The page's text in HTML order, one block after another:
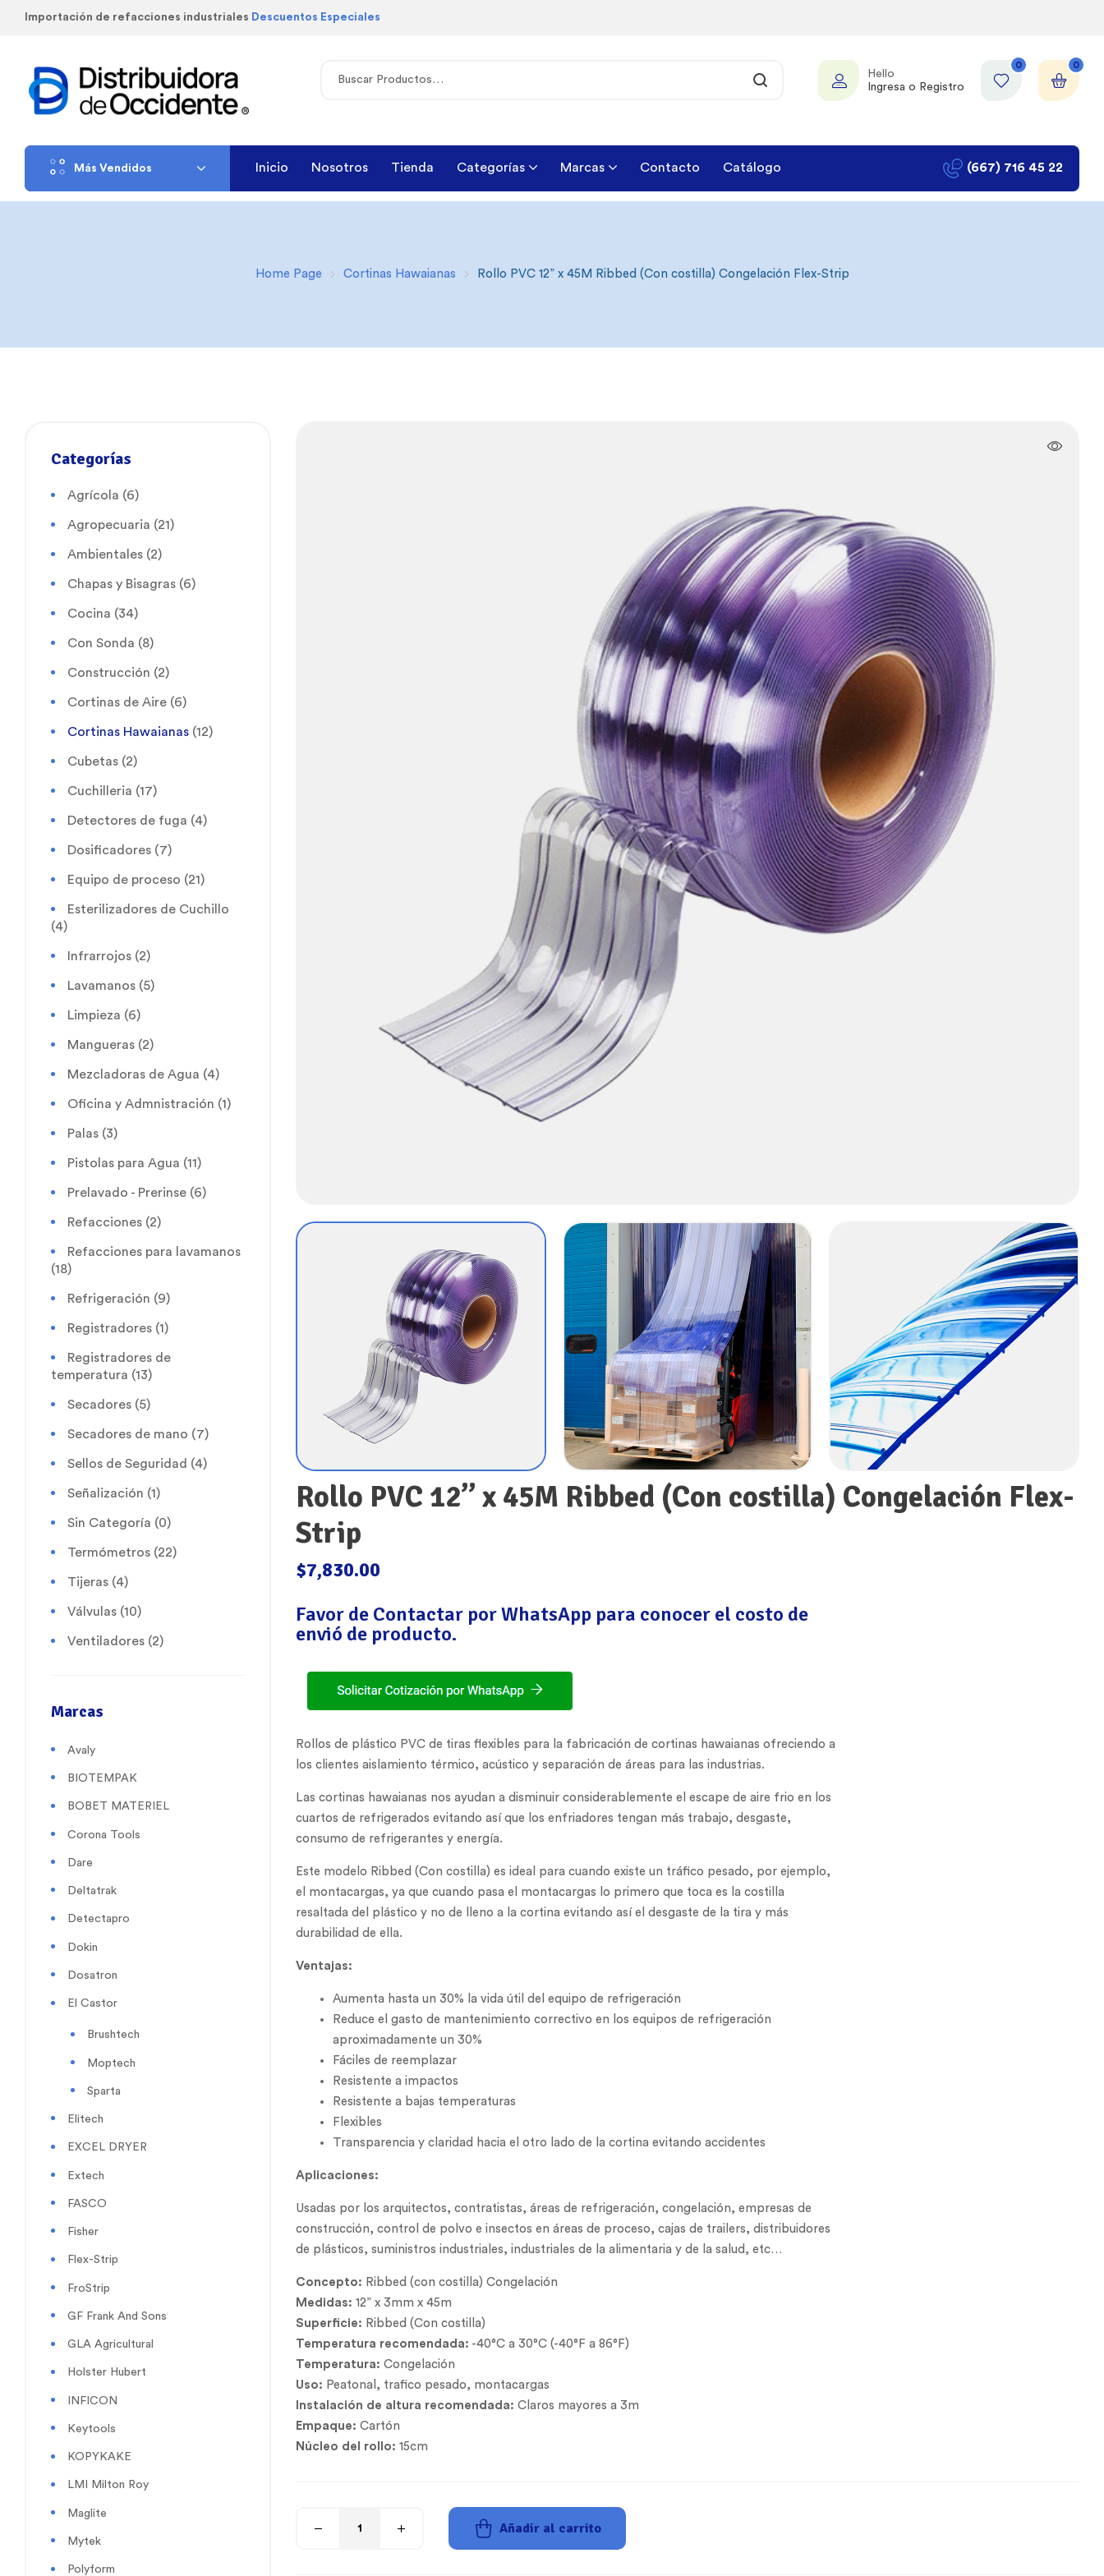
Importación de refacciones industriales Descuentos Especiales
Hello
Ingresa o Registro
0 0
Más Vendidos Inicio Nosotros Tienda Categorías Marcas Contacto Catálogo (667) 716 45 22
Home Page Cortinas Hawaianas Rollo PVC 12” x 45M Ribbed (Con costilla) Congelación Flex-Strip
Rollo PVC 12” x 45M Ribbed (Con costilla) Congelación Flex-
Strip
$7,830.00
Favor de Contactar por WhatsApp para conocer el costo de
envió de producto.
Rollos de plástico PVC de tiras flexibles para la fabricación de cortinas hawaianas ofreciendo a
los clientes aislamiento térmico, acústico y separación de áreas para las industrias.
Las cortinas hawaianas nos ayudan a disminuir considerablemente el escape de aire frio en los
cuartos de refrigerados evitando así que los enfriadores tengan más trabajo, desgaste,
consumo de refrigerantes y energía.
Este modelo Ribbed (Con costilla) es ideal para cuando existe un tráfico pesado, por ejemplo,
el montacargas, ya que cuando pasa el montacargas lo primero que toca es la costilla
resaltada del plástico y no de lleno a la cortina evitando así el desgaste de la tira y más
durabilidad de ella.
Ventajas:
Aumenta hasta un 30% la vida útil del equipo de refrigeración
Reduce el gasto de mantenimiento correctivo en los equipos de refrigeración
aproximadamente un 30%
Fáciles de reemplazar
Resistente a impactos
Resistente a bajas temperaturas
Flexibles
Transparencia y claridad hacia el otro lado de la cortina evitando accidentes
Aplicaciones:
Usadas por los arquitectos, contratistas, áreas de refrigeración, congelación, empresas de
construcción, control de polvo e insectos en áreas de proceso, cajas de trailers, distribuidores
de plásticos, suministros industriales, industriales de la alimentaria y de la salud, etc…
Concepto: Ribbed (con costilla) Congelación
Medidas: 12” x 3mm x 45m
Superficie: Ribbed (Con costilla)
Temperatura recomendada: -40°C a 30°C (-40°F a 86°F)
Temperatura: Congelación
Uso: Peatonal, trafico pesado, montacargas
Instalación de altura recomendada: Claros mayores a 3m
Empaque: Cartón
Núcleo del rollo: 15cm
Añadir al carrito
Categorías
Agrícola (6)
Agropecuaria (21)
Ambientales (2)
Chapas y Bisagras (6)
Cocina (34)
Con Sonda (8)
Construcción (2)
Cortinas de Aire (6)
Cortinas Hawaianas (12)
Cubetas (2)
Cuchilleria (17)
Detectores de fuga (4)
Dosificadores (7)
Equipo de proceso (21)
Esterilizadores de Cuchillo
(4)
Infrarrojos (2)
Lavamanos (5)
Limpieza (6)
Mangueras (2)
Mezcladoras de Agua (4)
Oficina y Admnistración (1)
Palas (3)
Pistolas para Agua (11)
Prelavado - Prerinse (6)
Refacciones (2)
Refacciones para lavamanos
(18)
Refrigeración (9)
Registradores (1)
Registradores de
temperatura (13)
Secadores (5)
Secadores de mano (7)
Sellos de Seguridad (4)
Señalización (1)
Sin Categoría (0)
Termómetros (22)
Tijeras (4)
Válvulas (10)
Ventiladores (2)
Marcas
Avaly
BIOTEMPAK
BOBET MATERIEL
Corona Tools
Dare
Deltatrak
Detectapro
Dokin
Dosatron
El Castor
Brushtech
Moptech
Sparta
Elitech
EXCEL DRYER
Extech
FASCO
Fisher
Flex-Strip
FroStrip
GF Frank And Sons
GLA Agricultural
Holster Hubert
INFICON
Keytools
KOPYKAKE
LMI Milton Roy
Maglite
Mytek
Polyform